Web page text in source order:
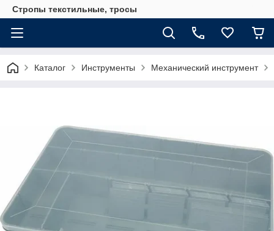
Стропы текстильные, тросы
Каталог Инструменты Механический инструмент